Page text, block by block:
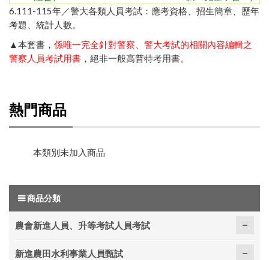
6.111-115年／警大各類人員考試：應考資格、招生簡章、歷年
考題、統計人數。
▲本套書， 係唯一完全針對警察、警大考試的相關內容編輯之
警察人員考試用書 ，絕非一般高普特考用書。
熱門商品
本類別未加入商品
商品分類
農會新進人員、升等考試人員考試
新進農田水利事業人員甄試